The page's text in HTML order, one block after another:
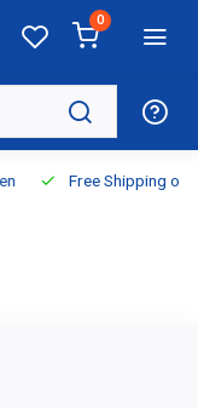
0
Free Shipping on